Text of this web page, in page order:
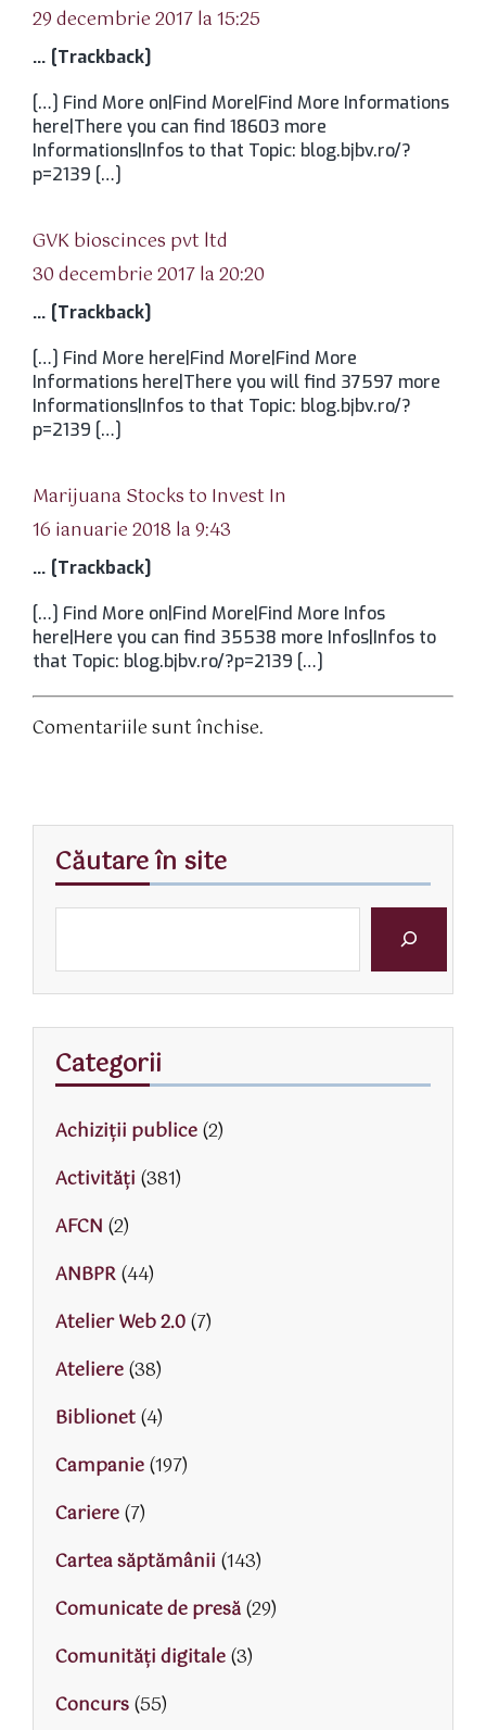
29 decembrie 2017 la 15:25
… [Trackback]
[…] Find More on|Find More|Find More Informations
here|There you can find 18603 more
Informations|Infos to that Topic: blog.bjbv.ro/?
p=2139 […]
GVK bioscinces pvt ltd
30 decembrie 2017 la 20:20
… [Trackback]
[…] Find More here|Find More|Find More
Informations here|There you will find 37597 more
Informations|Infos to that Topic: blog.bjbv.ro/?
p=2139 […]
Marijuana Stocks to Invest In
16 ianuarie 2018 la 9:43
… [Trackback]
[…] Find More on|Find More|Find More Infos
here|Here you can find 35538 more Infos|Infos to
that Topic: blog.bjbv.ro/?p=2139 […]
Comentariile sunt închise.
Căutare în site
Categorii
Achiziții publice(2)
Activităţi (381)
AFCN (2)
ANBPR(44)
Atelier Web 2.0(7)
Ateliere(38)
Biblionet(4)
Campanie(197)
Cariere(7)
Cartea săptămânii (143)
Comunicate de presă(29)
Comunități digitale(3)
Concurs(55)